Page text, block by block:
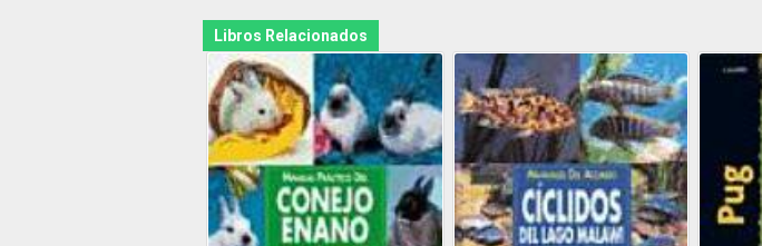
Libros Relacionados